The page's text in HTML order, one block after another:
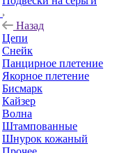
Назад
Цепи
Снейк
Панцирное плетение
Якорное плетение
Бисмарк
Кайзер
Волна
Штампованные
Шнурок кожаный